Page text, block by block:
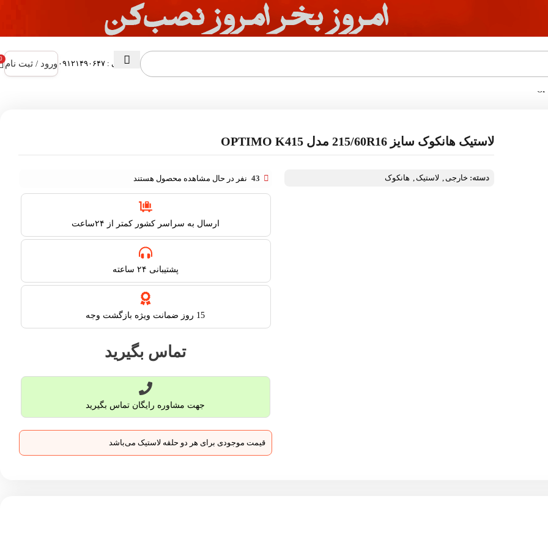
پشتیبانی : ۰۹۱۲۱۴۹۰۶۴۷ ورود / ثبت نام
لاستیک هانکوک سایز 215/60R16 مدل OPTIMO K415
دسته: خارجی, لاستیک, هانکوک 43 نفر در حال مشاهده محصول هستند
ارسال به سراسر کشور کمتر از ۲۴ساعت
پشتیبانی ۲۴ ساعته​
15 روز ضمانت ویژه بازگشت وجه
تماس بگیرید
جهت مشاوره رایگان تماس بگیرید
قیمت موجودی برای هر دو حلقه لاستیک می‌باشد